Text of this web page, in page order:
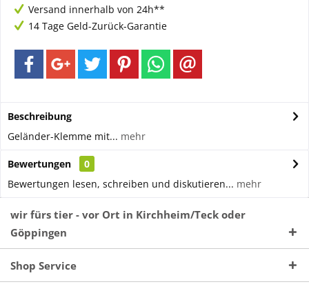
Versand innerhalb von 24h**
14 Tage Geld-Zurück-Garantie
Beschreibung
Geländer-Klemme mit... mehr
Bewertungen
0
Bewertungen lesen, schreiben und diskutieren... mehr
wir fürs tier - vor Ort in Kirchheim/Teck oder
Göppingen
Shop Service